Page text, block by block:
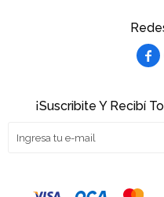

¡Suscribite Y Recibí